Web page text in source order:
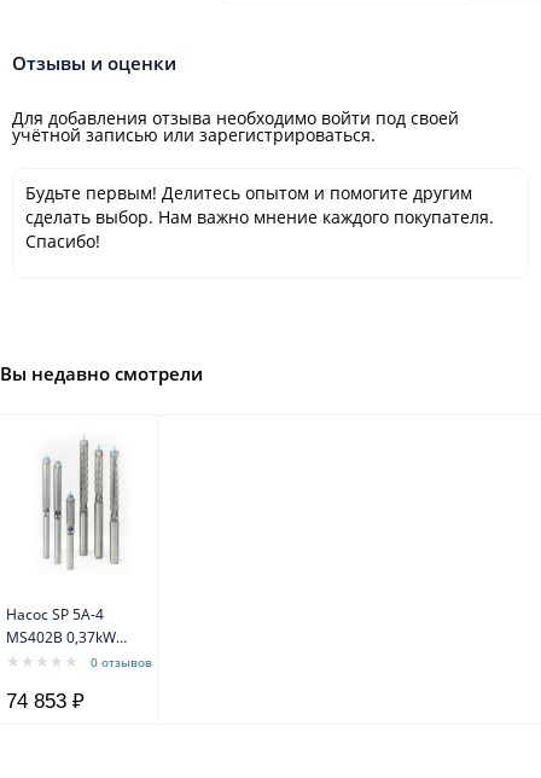
Отзывы и оценки
Для добавления отзыва необходимо войти под своей
учётной записью или зарегистрироваться.
Будьте первым! Делитесь опытом и помогите другим
сделать выбор. Нам важно мнение каждого покупателя.
Спасибо!
Вы недавно смотрели
Насос SP 5A-4
MS402В 0,37kW
1x230V 50Hz0 отзывов
74 853 ₽